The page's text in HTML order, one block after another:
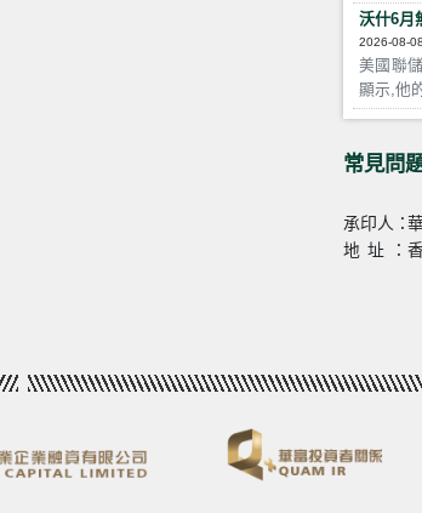
沃什6月
2026-08-
美國聯
顯示,他
常見問
承印人：
地址：